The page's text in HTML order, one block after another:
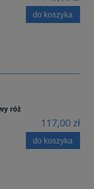
do koszyka
róż
117,00 zł
do koszyka